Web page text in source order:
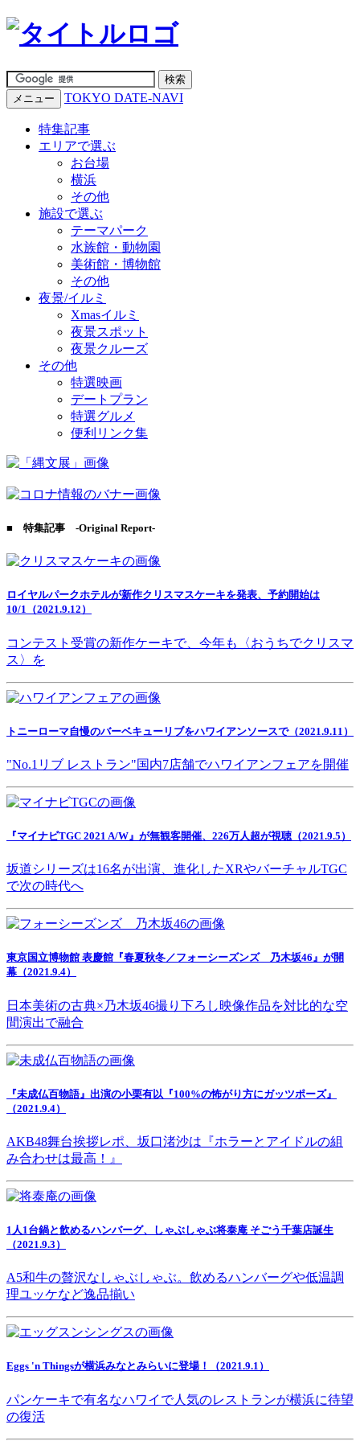
メニュー TOKYO DATE-NAVI
特集記事
エリアで選ぶ
お台場
横浜
その他
施設で選ぶ
テーマパーク
水族館・動物園
美術館・博物館
その他
夜景/イルミ
Xmasイルミ
夜景スポット
夜景クルーズ
その他
特選映画
デートプラン
特選グルメ
便利リンク集
■ 特集記事 -Original Report-
ロイヤルパークホテルが新作クリスマスケーキを発表、予約開始は
10/1（2021.9.12）
コンテスト受賞の新作ケーキで、今年も〈おうちでクリスマ
ス〉を
トニーローマ自慢のバーベキューリブをハワイアンソースで（2021.9.11）
"No.1リブ レストラン"国内7店舗でハワイアンフェアを開催
『マイナビTGC 2021 A/W』が無観客開催、226万人超が視聴（2021.9.5）
坂道シリーズは16名が出演、進化したXRやバーチャルTGC
で次の時代へ
東京国立博物館 表慶館『春夏秋冬／フォーシーズンズ 乃木坂46』が開
幕（2021.9.4）
日本美術の古典×乃木坂46撮り下ろし映像作品を対比的な空
間演出で融合
『未成仏百物語』出演の小栗有以『100%の怖がり方にガッツポーズ』
（2021.9.4）
AKB48舞台挨拶レポ、坂口渚沙は『ホラーとアイドルの組
み合わせは最高！』
1人1台鍋と飲めるハンバーグ、しゃぶしゃぶ将泰庵 そごう千葉店誕生
（2021.9.3）
A5和牛の贅沢なしゃぶしゃぶ。飲めるハンバーグや低温調
理ユッケなど逸品揃い
Eggs 'n Thingsが横浜みなとみらいに登場！（2021.9.1）
パンケーキで有名なハワイで人気のレストランが横浜に待望
の復活